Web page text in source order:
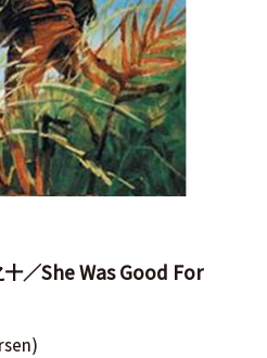
／She Was Good For